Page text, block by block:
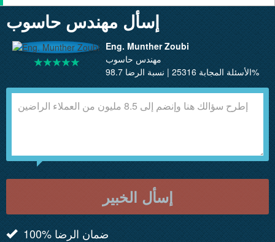
إسأل مهندس حاسوب
Eng. Munther Zoubi
مهندس حاسوب
الأسئلة المجابة 25316 | نسبة الرضا 98.7%
إسأل الخبير
100% ضمان الرضا